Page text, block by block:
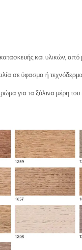
και υλικών, από
σε ύφασμα ή
για τα ξύλινα μέρη του